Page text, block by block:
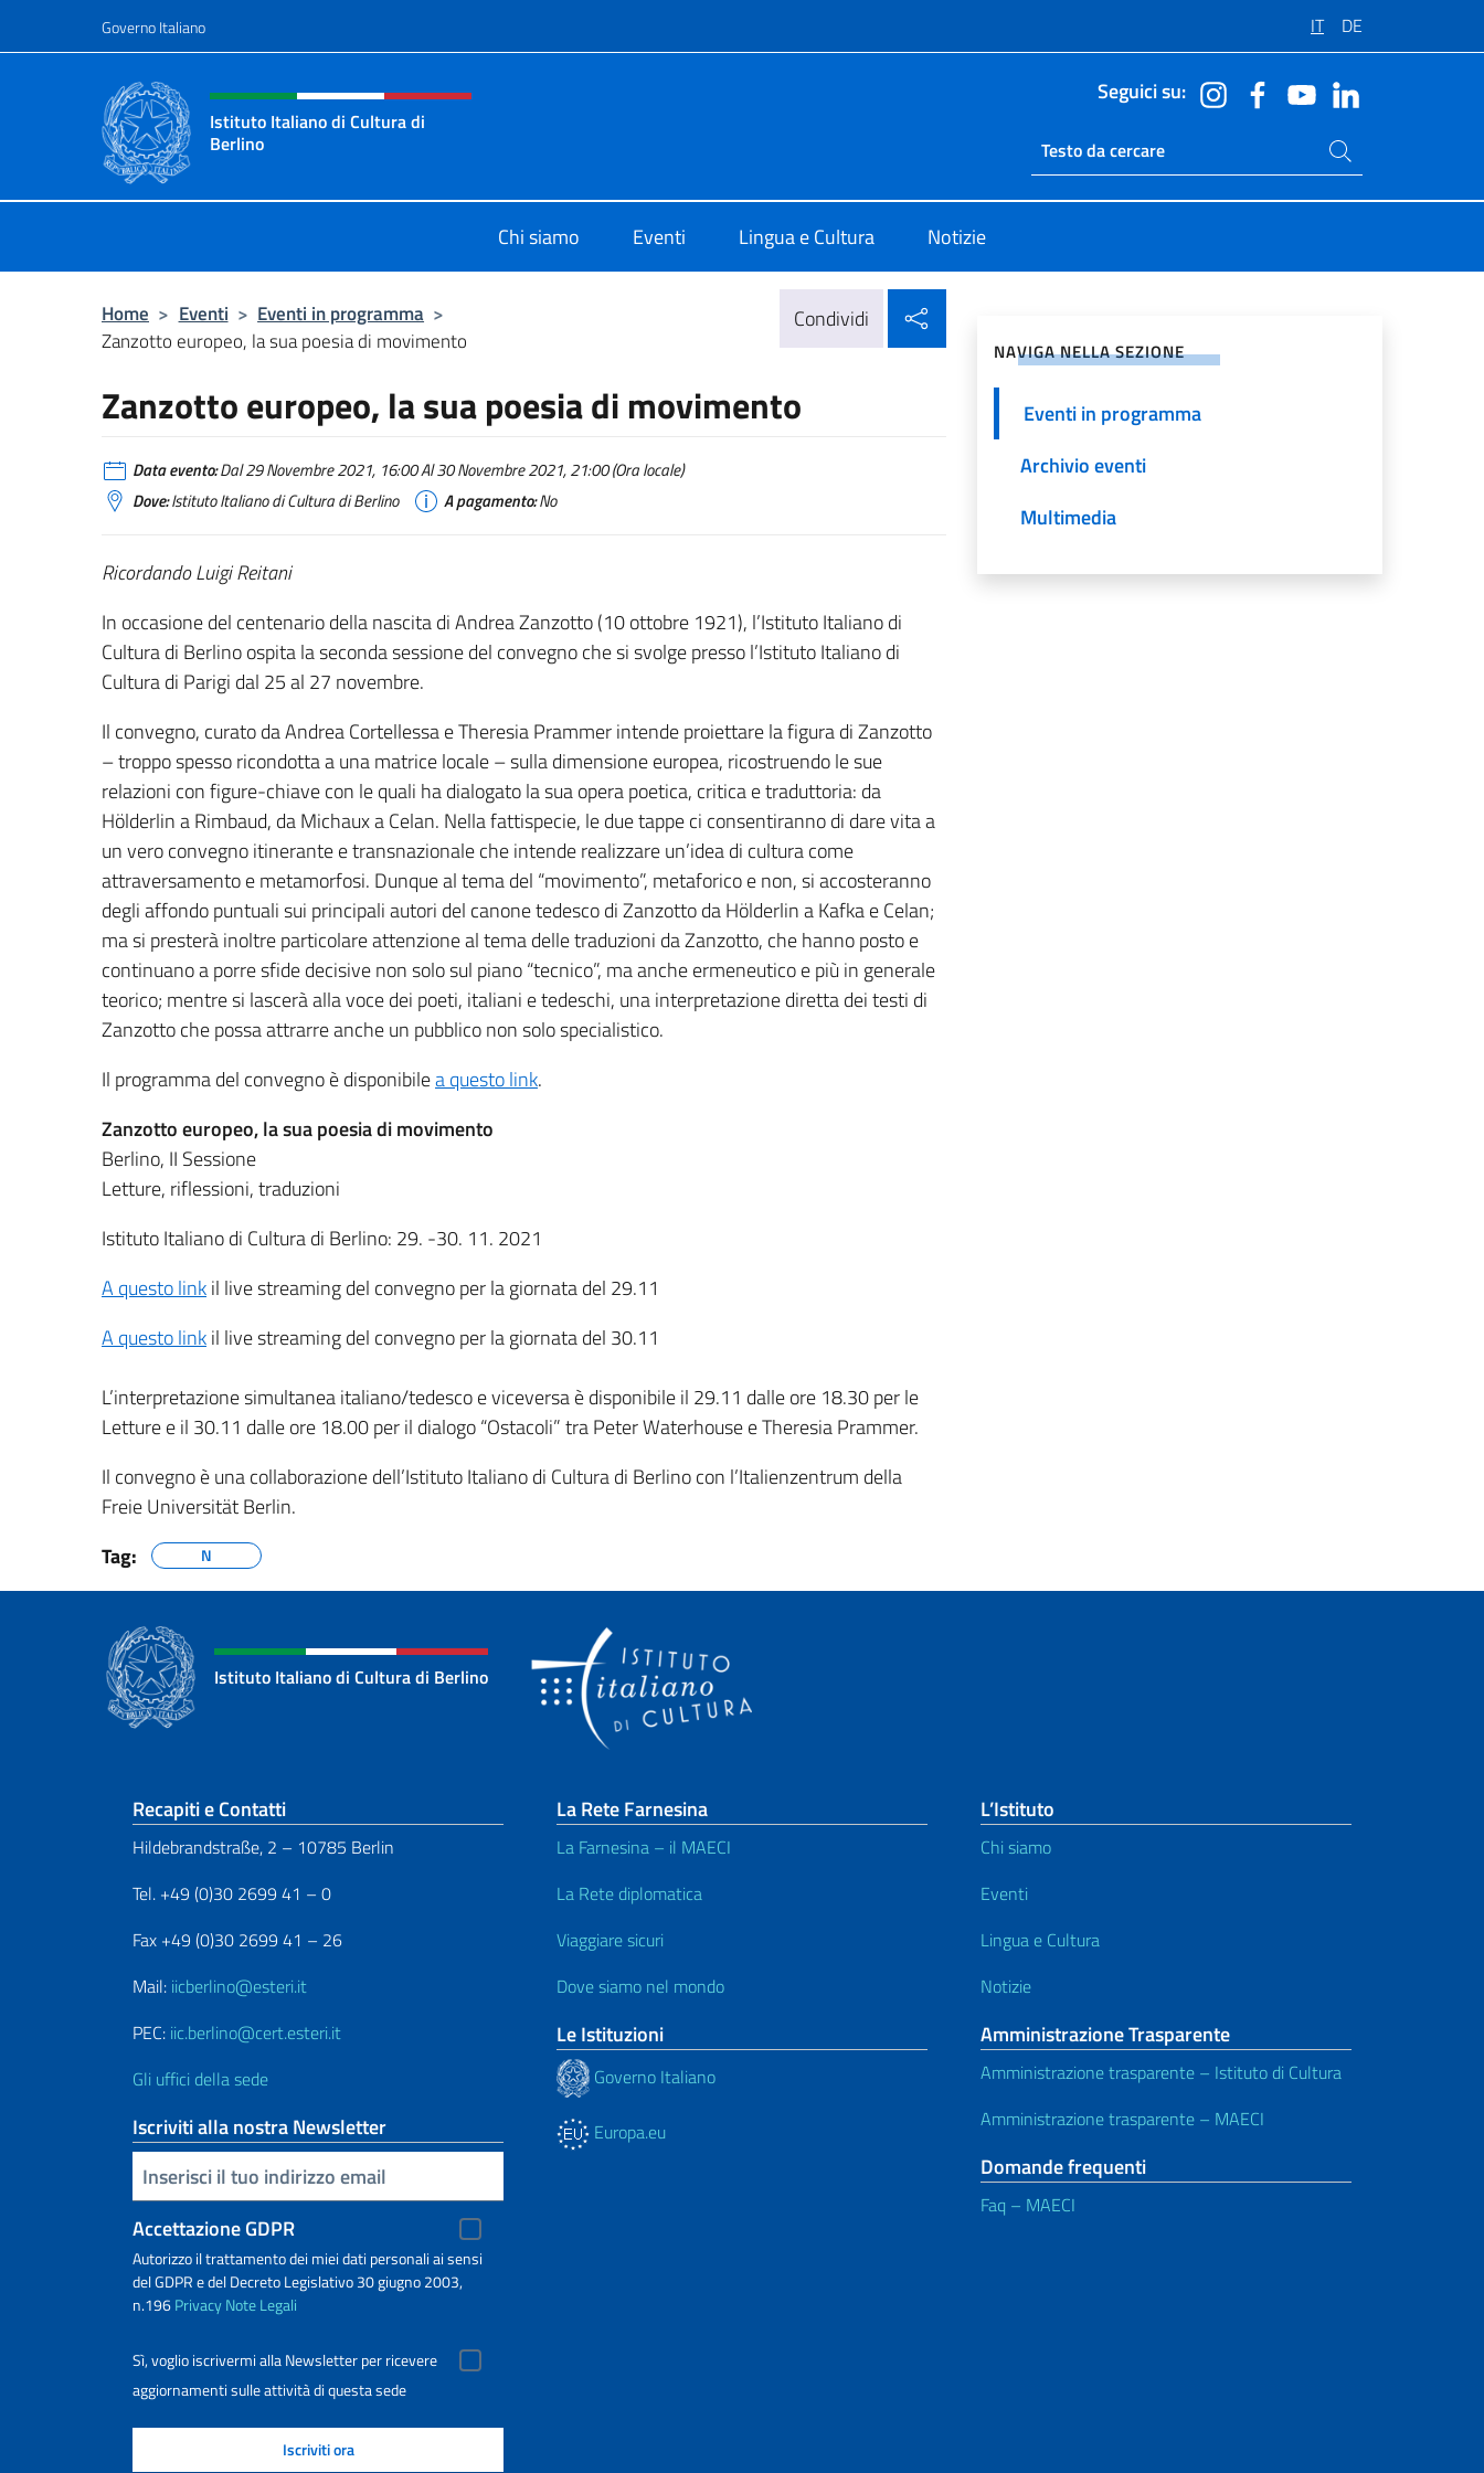
Governo Italiano IT DE
Intestazione sito, social e menù
Istituto Italiano di Cultura di
Berlino
Seguici su:
Ricerca sito live
Cerca nel sito
Chi siamo Eventi Lingua e Cultura Notizie
Home > Eventi > Eventi in programma >
Zanzotto europeo, la sua poesia di movimento
Condividi
Zanzotto europeo, la sua poesia di movimento
Data evento:Dal 29 Novembre 2021, 16:00 Al 30 Novembre 2021, 21:00 (Ora locale)
Dove:Istituto Italiano di Cultura di Berlino A pagamento:No
Ricordando Luigi Reitani
In occasione del centenario della nascita di Andrea Zanzotto (10 ottobre 1921), l’Istituto Italiano di
Cultura di Berlino ospita la seconda sessione del convegno che si svolge presso l’Istituto Italiano di
Cultura di Parigi dal 25 al 27 novembre.
Il convegno, curato da Andrea Cortellessa e Theresia Prammer intende proiettare la figura di Zanzotto
– troppo spesso ricondotta a una matrice locale – sulla dimensione europea, ricostruendo le sue
relazioni con figure-chiave con le quali ha dialogato la sua opera poetica, critica e traduttoria: da
Hölderlin a Rimbaud, da Michaux a Celan. Nella fattispecie, le due tappe ci consentiranno di dare vita a
un vero convegno itinerante e transnazionale che intende realizzare un’idea di cultura come
attraversamento e metamorfosi. Dunque al tema del “movimento”, metaforico e non, si accosteranno
degli affondo puntuali sui principali autori del canone tedesco di Zanzotto da Hölderlin a Kafka e Celan;
ma si presterà inoltre particolare attenzione al tema delle traduzioni da Zanzotto, che hanno posto e
continuano a porre sfide decisive non solo sul piano “tecnico”, ma anche ermeneutico e più in generale
teorico; mentre si lascerà alla voce dei poeti, italiani e tedeschi, una interpretazione diretta dei testi di
Zanzotto che possa attrarre anche un pubblico non solo specialistico.
Il programma del convegno è disponibilea questo link.
Zanzotto europeo, la sua poesia di movimento
Berlino, II Sessione
Letture, riflessioni, traduzioni
Istituto Italiano di Cultura di Berlino: 29. -30. 11. 2021
A questo linkil live streaming del convegno per la giornata del 29.11
A questo linkil live streaming del convegno per la giornata del 30.11
L’interpretazione simultanea italiano/tedesco e viceversa è disponibile il 29.11 dalle ore 18.30 per le
Letture e il 30.11 dalle ore 18.00 per il dialogo “Ostacoli” tra Peter Waterhouse e Theresia Prammer.
Il convegno è una collaborazione dell’Istituto Italiano di Cultura di Berlino con l’Italienzentrum della
Freie Universität Berlin.
Tag:
N
NAVIGA NELLA SEZIONE
Eventi in programma
Archivio eventi
Multimedia
Istituto Italiano di Cultura di Berlino
Sezione footer
Recapiti e Contatti
Hildebrandstraße, 2 – 10785 Berlin
Tel. +49 (0)30 2699 41 – 0
Fax +49 (0)30 2699 41 – 26
Mail: iicberlino@esteri.it
PEC: iic.berlino@cert.esteri.it
Gli uffici della sede
Iscriviti alla nostra Newsletter
Inserisci la tua email
Accettazione GDPR
Autorizzo il trattamento dei miei dati personali ai sensi
del GDPR e del Decreto Legislativo 30 giugno 2003,
n.196PrivacyNote Legali
Sì, voglio iscrivermi alla Newsletter per ricevere
aggiornamenti sulle attività di questa sede
La Rete Farnesina
La Farnesina – il MAECI
La Rete diplomatica
Viaggiare sicuri
Dove siamo nel mondo
Le Istituzioni
Governo Italiano
Europa.eu
L’Istituto
Chi siamo
Eventi
Lingua e Cultura
Notizie
Amministrazione Trasparente
Amministrazione trasparente – Istituto di Cultura
Amministrazione trasparente – MAECI
Domande frequenti
Faq – MAECI